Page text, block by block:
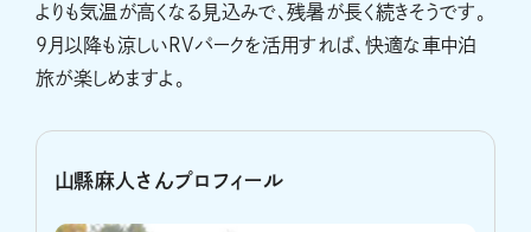
よりも気温が高くなる見込みで、残暑が長く続きそうです。
9月以降も涼しいRVパークを活用すれば、快適な車中泊
旅が楽しめますよ。
山縣麻人さんプロフィール